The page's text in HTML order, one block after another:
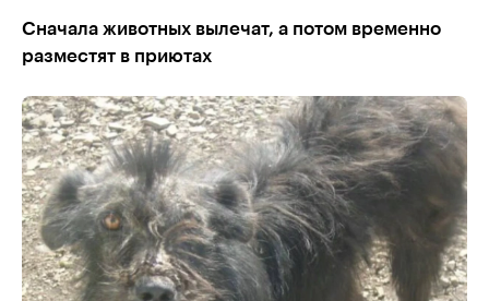
Сначала животных вылечат, а потом временно
разместят в приютах